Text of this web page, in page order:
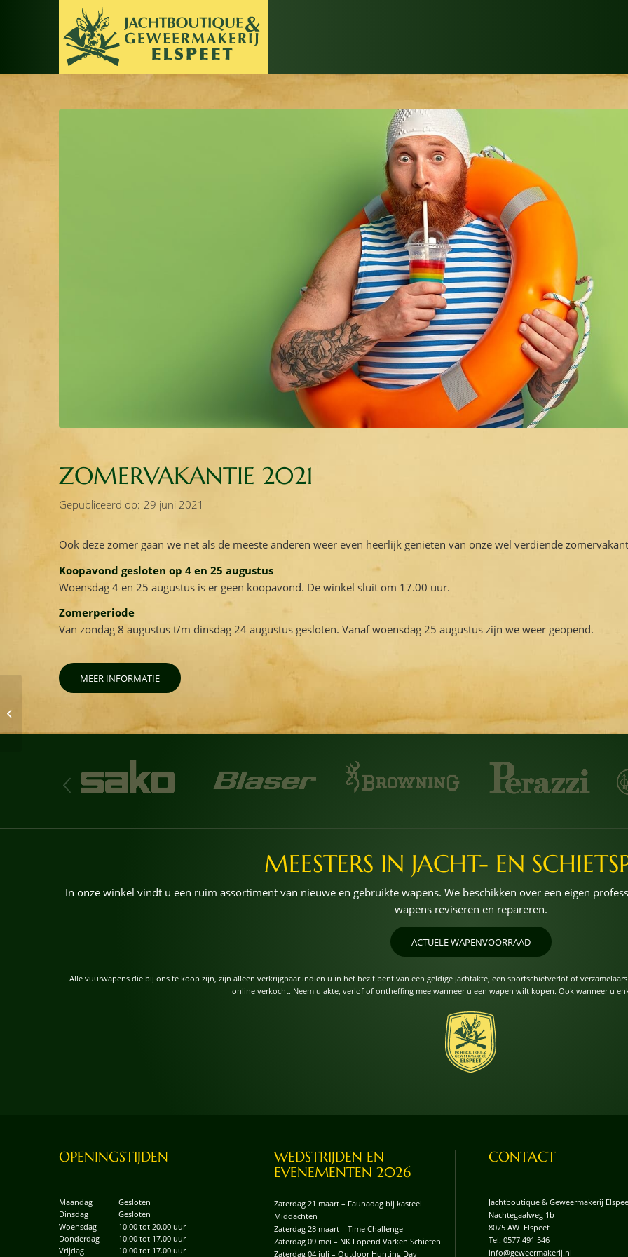
ZOMERVAKANTIE 2021
Gepubliceerd op: 29 juni 2021
Ook deze zomer gaan we net als de meeste anderen weer even heerlijk genieten van onze wel verdiende
Koopavond gesloten op 4 en 25 augustus
Woensdag 4 en 25 augustus is er geen koopavond. De winkel sluit om 17.00 uur.
Zomerperiode
Van zondag 8 augustus t/m dinsdag 24 augustus gesloten. Vanaf woensdag 25 augustus zijn we weer geopend.
MEER INFORMATIE
MEESTERS IN JACHT- EN
In onze winkel vindt u een ruim assortiment van nieuwe en gebruikte wapens. We beschikken over een eigen
wapens reviseren en repareren.
ACTUELE WAPENVOORRAAD
Alle vuurwapens die bij ons te koop zijn, zijn alleen verkrijgbaar indien u in het bezit bent van een geldige jachtakte, een sportschietverlof of
online verkocht. Neem u akte, verlof of ontheffing mee wanneer u een wapen wilt kopen. Ook wanneer u
OPENINGSTIJDEN
Maandag
Gesloten
Dinsdag
Gesloten
Woensdag
10.00 tot 20.00 uur
Donderdag
10.00 tot 17.00 uur
Vrijdag
10.00 tot 17.00 uur
WEDSTRIJDEN EN
EVENEMENTEN 2026
Zaterdag 21 maart – Faunadag bij kasteel
Middachten
Zaterdag 28 maart – Time Challenge
Zaterdag 09 mei – NK Lopend Varken Schieten
Zaterdag 04 juli – Outdoor Hunting Day
CONTACT
Jachtboutique & Geweermakerij
Nachtegaalweg 1b
8075 AW Elspeet
Tel: 0577 491 546
info@geweermakerij.nl